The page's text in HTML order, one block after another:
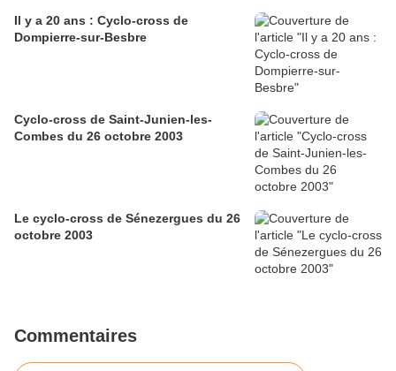
Il y a 20 ans : Cyclo-cross de
Dompierre-sur-Besbre
Cyclo-cross de Saint-Junien-les-
Combes du 26 octobre 2003
Le cyclo-cross de Sénezergues du 26
octobre 2003
Commentaires